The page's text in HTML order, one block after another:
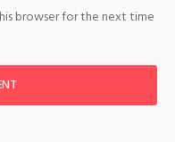
browser for the next time